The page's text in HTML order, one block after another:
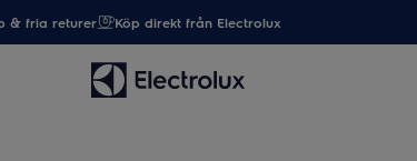
& fria returer Köp direkt från Electrolux